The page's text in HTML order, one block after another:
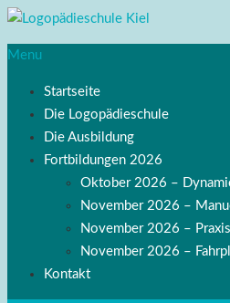
Menu
Startseite
Die Logopädieschule
Die Ausbildung
Fortbildungen 2026
Oktober 2026 –
November 2026 –
November 2026 –
November 2026 –
Kontakt